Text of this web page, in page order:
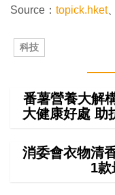
Source： topick.hket、
科技
番薯營養大解
大健康好處 助
消委會衣物清
1